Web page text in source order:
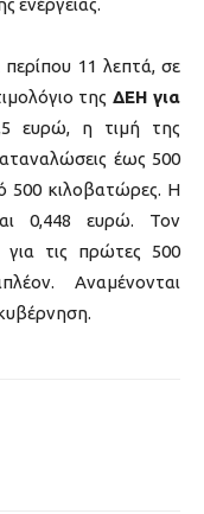
ενέργειας.
11 λεπτά, σε
της ΔΕΗ για
ευρώ, η τιμή της
έως 500
500 κιλοβατώρες. Η
0,448 ευρώ. Τον
τις πρώτες 500
Αναμένονται